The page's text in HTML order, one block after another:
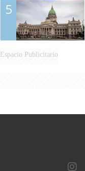
5
Espacio Publicitario